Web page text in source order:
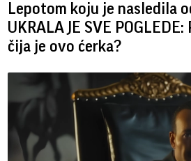
Lepotom koju je nasledila
UKRALA JE SVE
čija je ovo ćerka?